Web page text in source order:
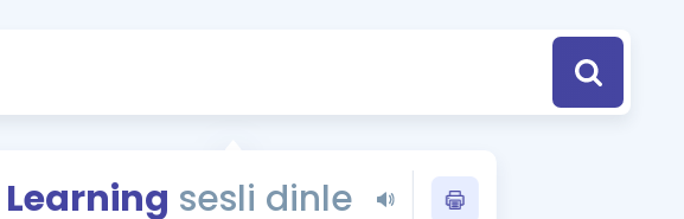
Tüm ÖSYM Sınavları Tek Takvimde
YDS - YÖKDİL Tüm Sınavlarla İlgili Haberler
Learning sesli dinle